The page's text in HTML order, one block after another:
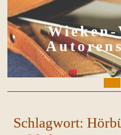
to
content
Schlagwort: